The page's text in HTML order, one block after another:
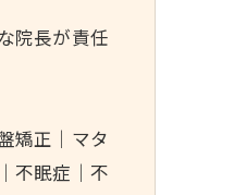
院長が責任
矯正｜マタ
不眠症｜不